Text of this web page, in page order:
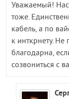
Уважаемый!
тоже.
кабель, а по
к инткрнету.
благодарна,
созвониться с